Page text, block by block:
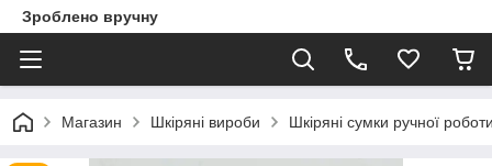
Зроблено вручну
Магазин Шкіряні вироби Шкіряні сумки ручної